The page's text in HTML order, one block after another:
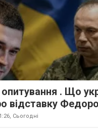
. Що
відставку
Сьогодні